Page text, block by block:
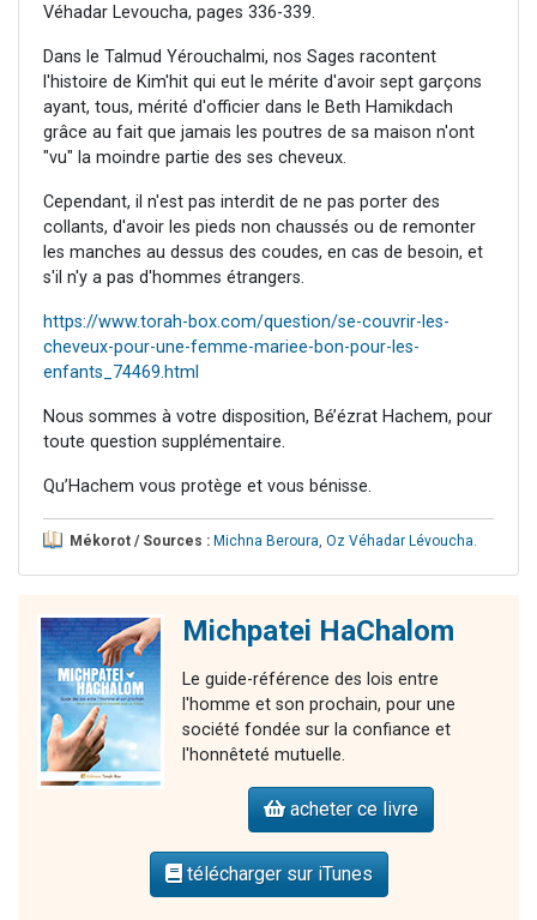
Véhadar Levoucha, pages 336-339.
Dans le Talmud Yérouchalmi, nos Sages racontent
l'histoire de Kim'hit qui eut le mérite d'avoir sept garçons
ayant, tous, mérité d'officier dans le Beth Hamikdach
grâce au fait que jamais les poutres de sa maison n'ont
"vu" la moindre partie des ses cheveux.
Cependant, il n'est pas interdit de ne pas porter des
collants, d'avoir les pieds non chaussés ou de remonter
les manches au dessus des coudes, en cas de besoin, et
s'il n'y a pas d'hommes étrangers.
https://www.torah-box.com/question/se-couvrir-les-
cheveux-pour-une-femme-mariee-bon-pour-les-
enfants_74469.html
Nous sommes à votre disposition, Bé’ézrat Hachem, pour
toute question supplémentaire.
Qu’Hachem vous protège et vous bénisse.
Mékorot / Sources : Michna Beroura, Oz Véhadar Lévoucha.
Michpatei HaChalom
Le guide-référence des lois entre
l'homme et son prochain, pour une
société fondée sur la confiance et
l'honnêteté mutuelle.
acheter ce livre
télécharger sur iTunes